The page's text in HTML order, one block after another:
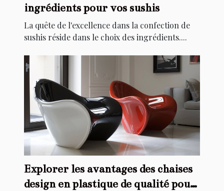
ingrédients pour vos sushis
La quête de l'excellence dans la confection de
sushis réside dans le choix des ingrédients....
Explorer les avantages des chaises
design en plastique de qualité pour